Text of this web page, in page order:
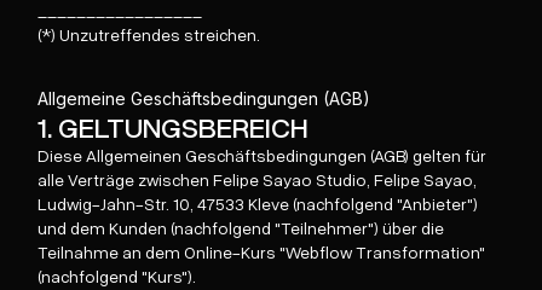
(*) Unzutreffendes streichen.
Allgemeine Geschäftsbedingungen (AGB)
1. GELTUNGSBEREICH
Diese Allgemeinen Geschäftsbedingungen (AGB) gelten für
alle Verträge zwischen Felipe Sayao Studio, Felipe Sayao,
Ludwig-Jahn-Str. 10, 47533 Kleve (nachfolgend "Anbieter")
und dem Kunden (nachfolgend "Teilnehmer") über die
Teilnahme an dem Online-Kurs "Webflow Transformation"
(nachfolgend "Kurs").